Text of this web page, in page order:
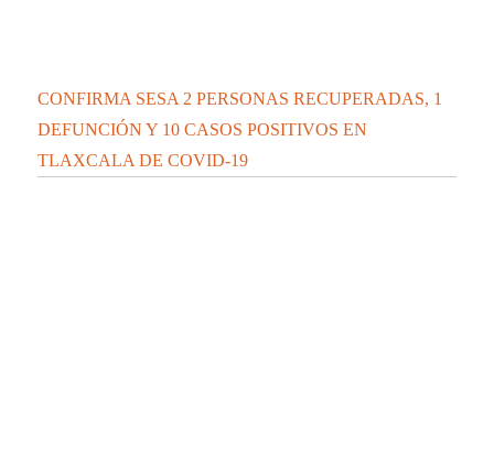
CONFIRMA SESA 2 PERSONAS RECUPERADAS, 1
DEFUNCIÓN Y 10 CASOS POSITIVOS EN
TLAXCALA DE COVID-19